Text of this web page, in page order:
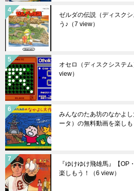
ゼルダの伝説（ディスク
う♪ （7 view）
オセロ（ディスクシステ
view）
みんなのたあ坊のなかよ
ータ）の無料動画を楽しも
『ゆけゆけ飛雄馬』【OP
楽しもう！
（6 view）